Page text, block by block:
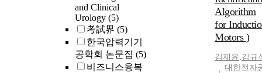
and Clinical
Urology (5)
考試界 (5)
한국압력기기
공학회 논문집 (5)
비즈니스융복
Algorithm
for
Motors )
김재윤,김규
대한전자